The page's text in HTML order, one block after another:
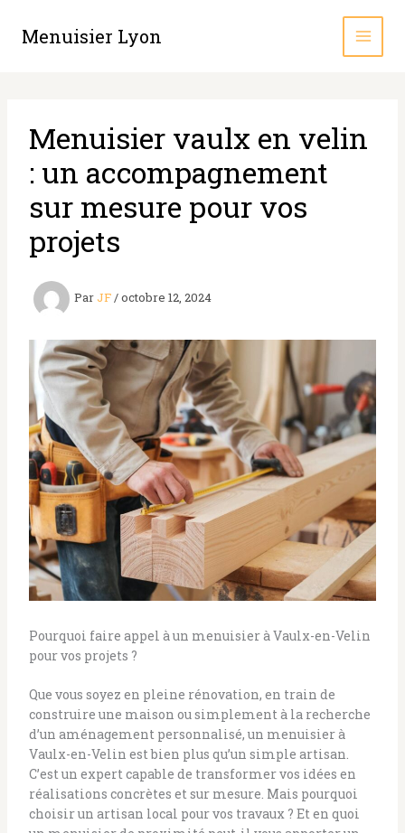
contenu
Menuisier Lyon
Menuisier vaulx en velin
: un accompagnement
sur mesure pour vos
projets
Par JF/octobre 12, 2024
Pourquoi faire appel à un menuisier à Vaulx-en-Velin
pour vos projets ?
Que vous soyez en pleine rénovation, en train de
construire une maison ou simplement à la recherche
d’un aménagement personnalisé, un menuisier à
Vaulx-en-Velin est bien plus qu’un simple artisan.
C’est un expert capable de transformer vos idées en
réalisations concrètes et sur mesure. Mais pourquoi
choisir un artisan local pour vos travaux ? Et en quoi